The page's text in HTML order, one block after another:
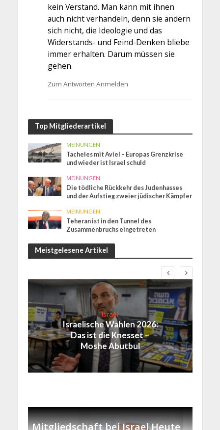
kein Verstand. Man kann mit ihnen
auch nicht verhandeln, denn sie ändern
sich nicht, die Ideologie und das
Widerstands- und Feind-Denken bliebe
immer erhalten. Darum müssen sie
gehen.
Zum Antworten Anmelden
Top Mitgliederartikel
MEINUNGEN
Tacheles mit Aviel – Europas Grenzkrise
und wieder ist Israel schuld
MEINUNGEN
Die tödliche Rückkehr des Judenhasses
und der Aufstieg zweier jüdischer Kämpfer
MEINUNGEN
Teheran ist in den Tunnel des
Zusammenbruchs eingetreten
Meistgelesene Artikel
Israel
Israelische Wahlen 2026:
Das ist die Knesset –
Moshe Abutbul
Mitgliedschaft bei Israel Heute